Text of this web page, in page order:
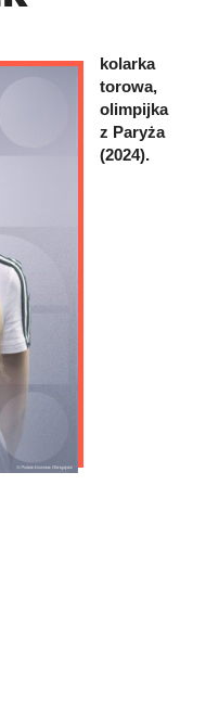
kolarka
torowa,
olimpijka
z Paryża
(2024).